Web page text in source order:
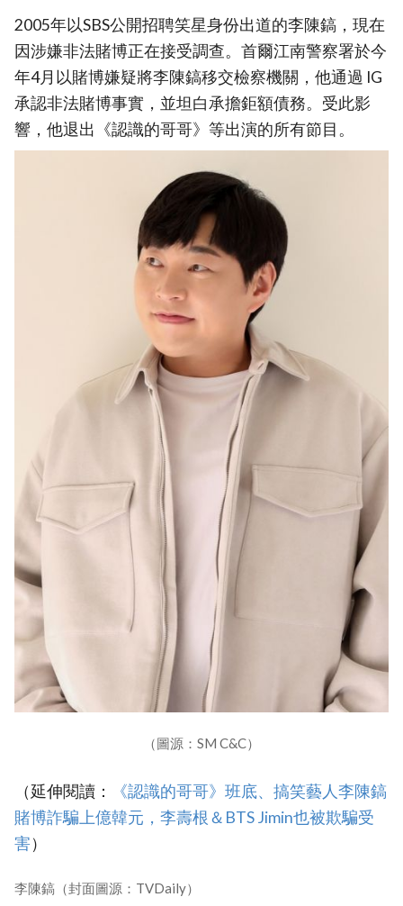
2005年以SBS公開招聘笑星身份出道的李陳鎬，現在
因涉嫌非法賭博正在接受調查。首爾江南警察署於今
年4月以賭博嫌疑將李陳鎬移交檢察機關，他通過 IG
承認非法賭博事實，並坦白承擔鉅額債務。受此影
響，他退出《認識的哥哥》等出演的所有節目。
（圖源：SM C&C）
（延伸閱讀：
《認識的哥哥》班底、搞笑藝人李陳鎬
賭博詐騙上億韓元，李壽根＆BTS Jimin也被欺騙受
害）
李陳鎬（封面圖源：TVDaily）